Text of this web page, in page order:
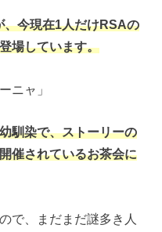
今現在1人だけRSAの
場しています。
ニャ」
馴染で、ストーリーの
催されているお茶会に
で、まだまだ謎多き人